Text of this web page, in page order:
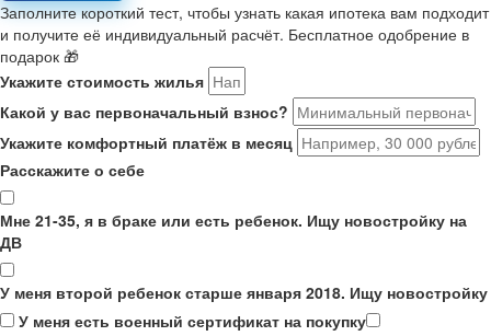
Заполните короткий тест, чтобы узнать какая ипотека вам подходит
и получите её индивидуальный расчёт. Бесплатное одобрение в
подарок 🎁
Укажите стоимость жилья
Какой у вас первоначальный взнос?
Укажите комфортный платёж в месяц
Расскажите о себе
Мне 21-35, я в браке или есть ребенок. Ищу новостройку на
ДВ
У меня второй ребенок старше января 2018. Ищу новостройку
У меня есть военный сертификат на покупку